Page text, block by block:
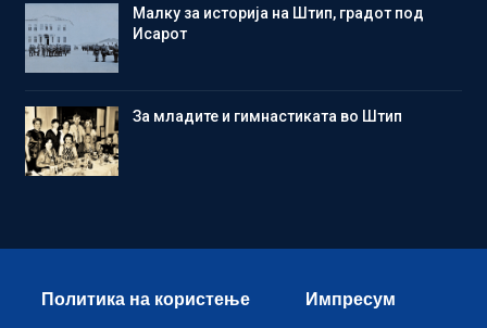
Малку за историја на Штип, градот под
Исарот
Зa младите и гимнастиката во Штип
Политика на користење Импресум